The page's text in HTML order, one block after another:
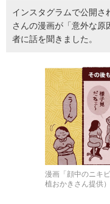
インスタグラムで公開さ
さんの漫画が「意外な
者に話を聞きました。
漫画「顔中のニキ
植おかきさん提供）